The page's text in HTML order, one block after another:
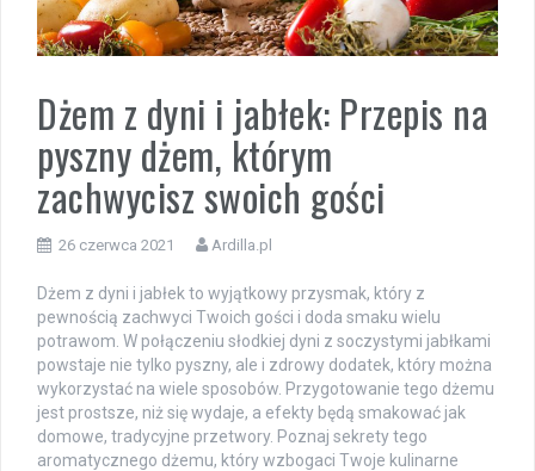
Dżem z dyni i jabłek: Przepis na
pyszny dżem, którym
zachwycisz swoich gości
26 czerwca 2021 Ardilla.pl
Dżem z dyni i jabłek to wyjątkowy przysmak, który z
pewnością zachwyci Twoich gości i doda smaku wielu
potrawom. W połączeniu słodkiej dyni z soczystymi jabłkami
powstaje nie tylko pyszny, ale i zdrowy dodatek, który można
wykorzystać na wiele sposobów. Przygotowanie tego dżemu
jest prostsze, niż się wydaje, a efekty będą smakować jak
domowe, tradycyjne przetwory. Poznaj sekrety tego
aromatycznego dżemu, który wzbogaci Twoje kulinarne